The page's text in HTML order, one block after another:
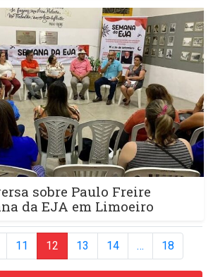
sobre Paulo Freire
da EJA em Limoeiro
11 12 13 14 … 18